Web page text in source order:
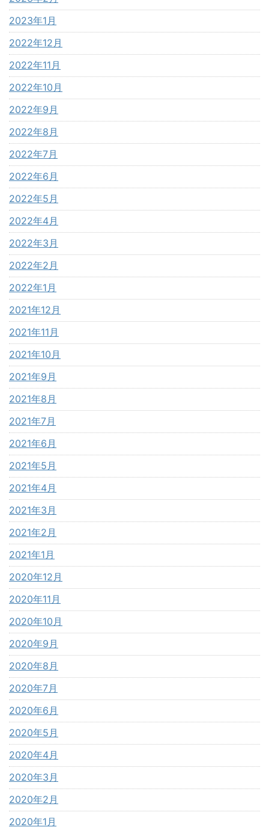
2023年1月
2022年12月
2022年11月
2022年10月
2022年9月
2022年8月
2022年7月
2022年6月
2022年5月
2022年4月
2022年3月
2022年2月
2022年1月
2021年12月
2021年11月
2021年10月
2021年9月
2021年8月
2021年7月
2021年6月
2021年5月
2021年4月
2021年3月
2021年2月
2021年1月
2020年12月
2020年11月
2020年10月
2020年9月
2020年8月
2020年7月
2020年6月
2020年5月
2020年4月
2020年3月
2020年2月
2020年1月